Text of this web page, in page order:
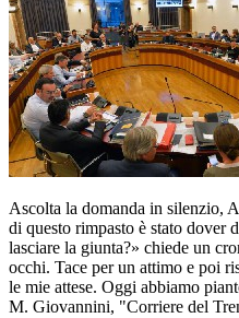
Ascolta la domanda in silenzio,
di questo rimpasto è stato dover
lasciare la giunta?» chiede un
occhi. Tace per un attimo e poi
le mie attese. Oggi abbiamo
M. Giovannini, "Corriere del